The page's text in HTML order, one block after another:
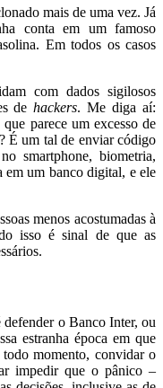
mais de uma vez. Já
conta em um famoso
Em todos os casos
com dados sigilosos
dehackers. Me diga aí:
parece um excesso de
É um tal de enviar código
smartphone, biometria,
em um banco digital, e ele
menos acostumadas à
isso é sinal de que as
o Banco Inter, ou
estranha época em que
todo momento, convidar o
impedir que o pânico –